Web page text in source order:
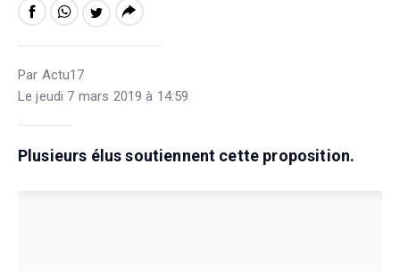
Par Actu17
Le jeudi 7 mars 2019 à 14:59
Plusieurs élus soutiennent cette proposition.